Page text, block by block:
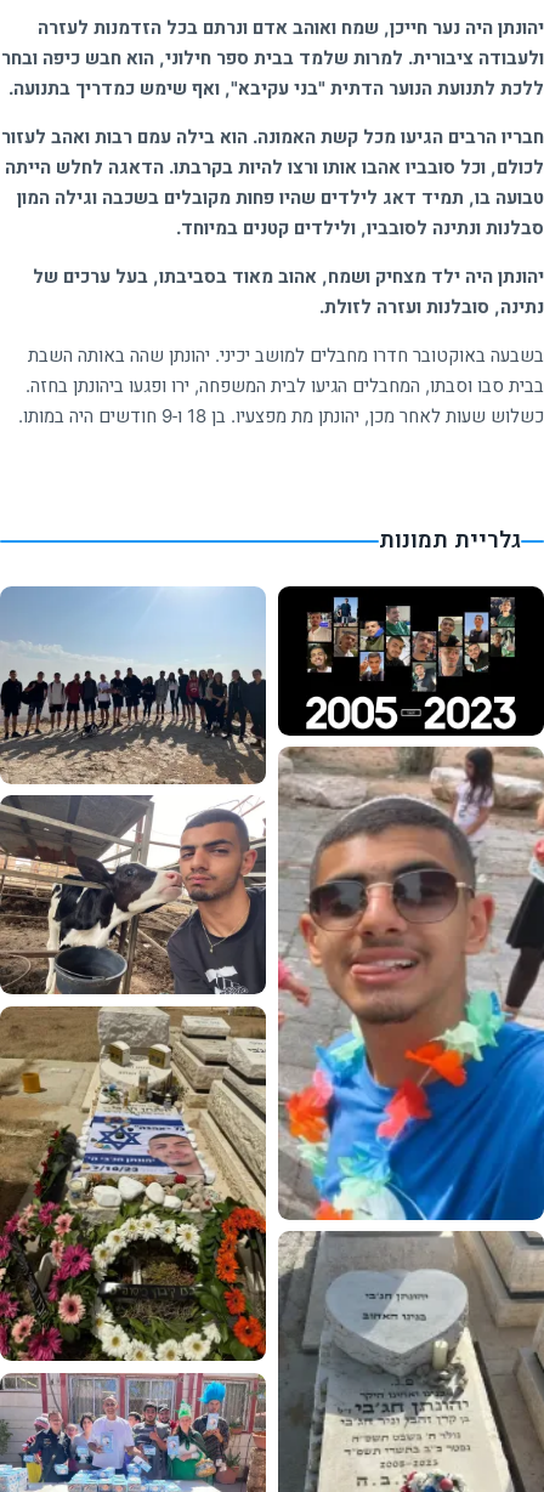
יהונתן היה נער חייכן, שמח ואוהב אדם ונרתם בכל הזדמנות לעזרה
ולעבודה ציבורית. למרות שלמד בבית ספר חילוני, הוא חבש כיפה ובחר
ללכת לתנועת הנוער הדתית "בני עקיבא", ואף שימש כמדריך בתנועה.
חבריו הרבים הגיעו מכל קשת האמונה. הוא בילה עמם רבות ואהב לעזור
לכולם, וכל סובביו אהבו אותו ורצו להיות בקרבתו. הדאגה לחלש הייתה
טבועה בו, תמיד דאג לילדים שהיו פחות מקובלים בשכבה וגילה המון
סבלנות ונתינה לסובביו, ולילדים קטנים במיוחד.
יהונתן היה ילד מצחיק ושמח, אהוב מאוד בסביבתו, בעל ערכים של
נתינה, סובלנות ועזרה לזולת.
בשבעה באוקטובר חדרו מחבלים למושב יכיני. יהונתן שהה באותה השבת
בבית סבו וסבתו, המחבלים הגיעו לבית המשפחה, ירו ופגעו ביהונתן בחזה.
כשלוש שעות לאחר מכן, יהונתן מת מפצעיו. בן 18 ו-9 חודשים היה במותו.
גלריית תמונות